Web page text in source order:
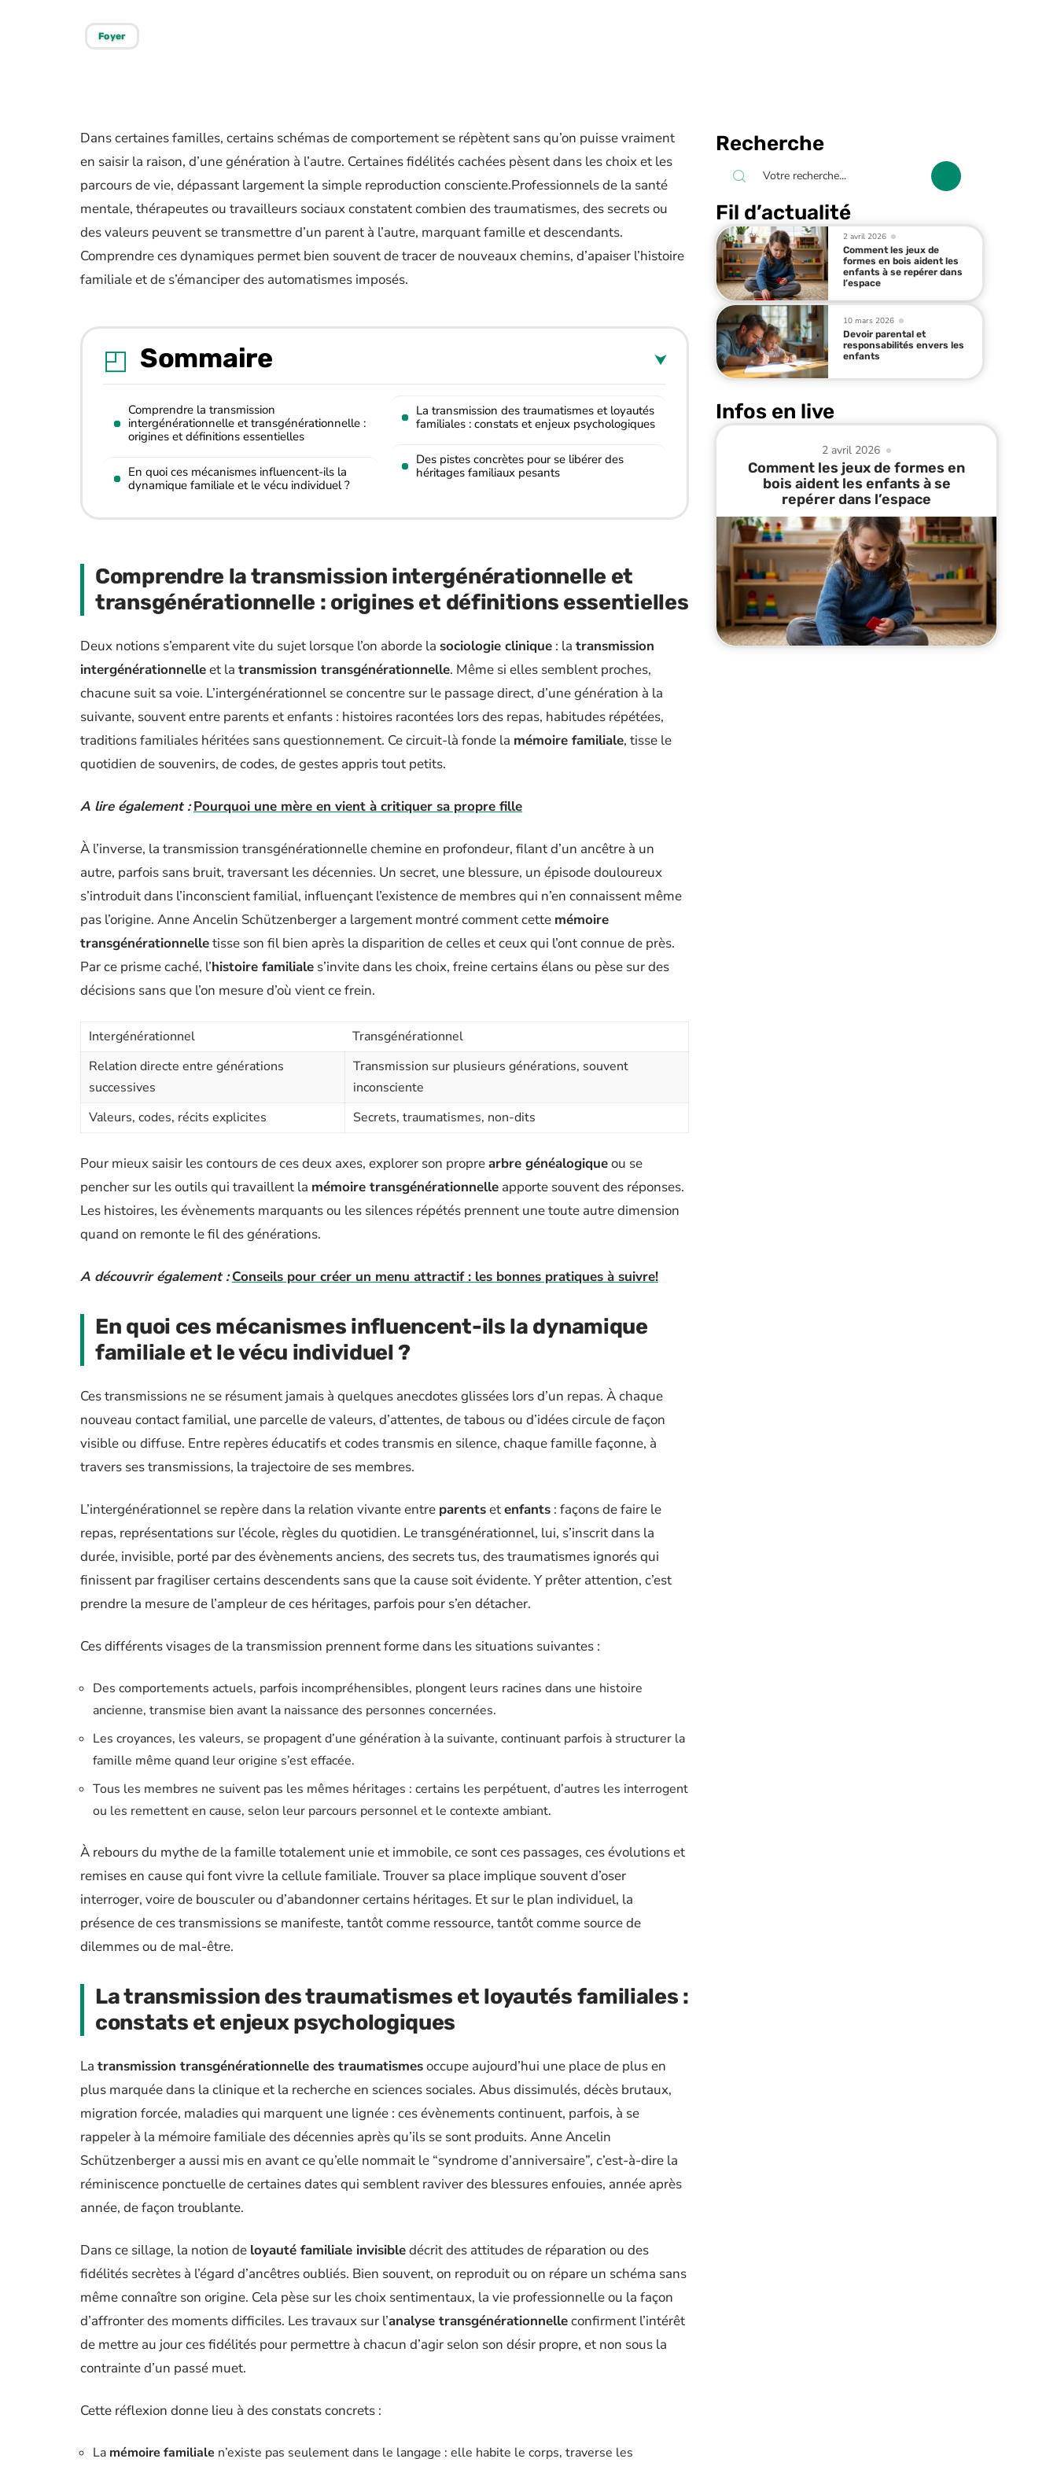
Foyer
Dans certaines familles, certains schémas de comportement se répètent sans qu’on puisse vraiment
en saisir la raison, d’une génération à l’autre. Certaines fidélités cachées pèsent dans les choix et les
parcours de vie, dépassant largement la simple reproduction consciente.Professionnels de la santé
mentale, thérapeutes ou travailleurs sociaux constatent combien des traumatismes, des secrets ou
des valeurs peuvent se transmettre d’un parent à l’autre, marquant famille et descendants.
Comprendre ces dynamiques permet bien souvent de tracer de nouveaux chemins, d’apaiser l’histoire
familiale et de s’émanciper des automatismes imposés.
Sommaire
Comprendre la transmission
intergénérationnelle et transgénérationnelle :
origines et définitions essentielles
En quoi ces mécanismes influencent-ils la
dynamique familiale et le vécu individuel ?
La transmission des traumatismes et loyautés
familiales : constats et enjeux psychologiques
Des pistes concrètes pour se libérer des
héritages familiaux pesants
Comprendre la transmission intergénérationnelle et
transgénérationnelle : origines et définitions essentielles
Deux notions s’emparent vite du sujet lorsque l’on aborde la sociologie clinique : la transmission
intergénérationnelleet la transmission transgénérationnelle. Même si elles semblent proches,
chacune suit sa voie. L’intergénérationnel se concentre sur le passage direct, d’une génération à la
suivante, souvent entre parents et enfants : histoires racontées lors des repas, habitudes répétées,
traditions familiales héritées sans questionnement. Ce circuit-là fonde la mémoire familiale, tisse le
quotidien de souvenirs, de codes, de gestes appris tout petits.
A lire également : Pourquoi une mère en vient à critiquer sa propre fille
À l’inverse, la transmission transgénérationnelle chemine en profondeur, filant d’un ancêtre à un
autre, parfois sans bruit, traversant les décennies. Un secret, une blessure, un épisode douloureux
s’introduit dans l’inconscient familial, influençant l’existence de membres qui n’en connaissent même
pas l’origine. Anne Ancelin Schützenberger a largement montré comment cette mémoire
transgénérationnelletisse son fil bien après la disparition de celles et ceux qui l’ont connue de près.
Par ce prisme caché, l’histoire familiale s’invite dans les choix, freine certains élans ou pèse sur des
décisions sans que l’on mesure d’où vient ce frein.
Intergénérationnel
Transgénérationnel
Relation directe entre générations
successives
Transmission sur plusieurs générations, souvent
inconsciente
Valeurs, codes, récits explicites
Secrets, traumatismes, non-dits
Pour mieux saisir les contours de ces deux axes, explorer son proprearbre généalogiqueou se
pencher sur les outils qui travaillent la mémoire transgénérationnelle apporte souvent des réponses.
Les histoires, les évènements marquants ou les silences répétés prennent une toute autre dimension
quand on remonte le fil des générations.
A découvrir également : Conseils pour créer un menu attractif : les bonnes pratiques à suivre!
En quoi ces mécanismes influencent-ils la dynamique
familiale et le vécu individuel ?
Ces transmissions ne se résument jamais à quelques anecdotes glissées lors d’un repas. À chaque
nouveau contact familial, une parcelle de valeurs, d’attentes, de tabous ou d’idées circule de façon
visible ou diffuse. Entre repères éducatifs et codes transmis en silence, chaque famille façonne, à
travers ses transmissions, la trajectoire de ses membres.
L’intergénérationnel se repère dans la relation vivante entre parentsetenfants : façons de faire le
repas, représentations sur l’école, règles du quotidien. Le transgénérationnel, lui, s’inscrit dans la
durée, invisible, porté par des évènements anciens, des secrets tus, des traumatismes ignorés qui
finissent par fragiliser certains descendents sans que la cause soit évidente. Y prêter attention, c’est
prendre la mesure de l’ampleur de ces héritages, parfois pour s’en détacher.
Ces différents visages de la transmission prennent forme dans les situations suivantes :
Des comportements actuels, parfois incompréhensibles, plongent leurs racines dans une histoire
ancienne, transmise bien avant la naissance des personnes concernées.
Les croyances, les valeurs, se propagent d’une génération à la suivante, continuant parfois à structurer la
famille même quand leur origine s’est effacée.
Tous les membres ne suivent pas les mêmes héritages : certains les perpétuent, d’autres les interrogent
ou les remettent en cause, selon leur parcours personnel et le contexte ambiant.
À rebours du mythe de la famille totalement unie et immobile, ce sont ces passages, ces évolutions et
remises en cause qui font vivre la cellule familiale. Trouver sa place implique souvent d’oser
interroger, voire de bousculer ou d’abandonner certains héritages. Et sur le plan individuel, la
présence de ces transmissions se manifeste, tantôt comme ressource, tantôt comme source de
dilemmes ou de mal-être.
La transmission des traumatismes et loyautés familiales :
constats et enjeux psychologiques
La transmission transgénérationnelle des traumatismesoccupe aujourd’hui une place de plus en
plus marquée dans la clinique et la recherche en sciences sociales. Abus dissimulés, décès brutaux,
migration forcée, maladies qui marquent une lignée : ces évènements continuent, parfois, à se
rappeler à la mémoire familiale des décennies après qu’ils se sont produits. Anne Ancelin
Schützenberger a aussi mis en avant ce qu’elle nommait le “syndrome d’anniversaire”, c’est-à-dire la
réminiscence ponctuelle de certaines dates qui semblent raviver des blessures enfouies, année après
année, de façon troublante.
Dans ce sillage, la notion de loyauté familiale invisibledécrit des attitudes de réparation ou des
fidélités secrètes à l’égard d’ancêtres oubliés. Bien souvent, on reproduit ou on répare un schéma sans
même connaître son origine. Cela pèse sur les choix sentimentaux, la vie professionnelle ou la façon
d’affronter des moments difficiles. Les travaux sur l’analyse transgénérationnelleconfirment l’intérêt
de mettre au jour ces fidélités pour permettre à chacun d’agir selon son désir propre, et non sous la
contrainte d’un passé muet.
Cette réflexion donne lieu à des constats concrets :
La mémoire familiale n’existe pas seulement dans le langage : elle habite le corps, traverse les
Recherche
Fil d’actualité
2 avril 2026
Comment les jeux de
formes en bois aident les
enfants à se repérer dans
l’espace
10 mars 2026
Devoir parental et
responsabilités envers les
enfants
Infos en live
2 avril 2026
Comment les jeux de formes en
bois aident les enfants à se
repérer dans l’espace